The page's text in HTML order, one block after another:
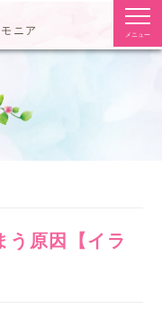
ニア メニュー
う原因【イラ